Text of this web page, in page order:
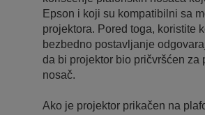
Epson i koji su kompatibilni sa
projektora. Pored toga, koristite
bezbedno postavljanje
da bi projektor bio pričvršćen za
nosač.
Ako je projektor prikačen na